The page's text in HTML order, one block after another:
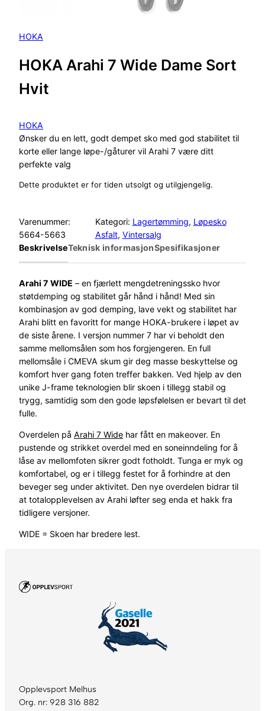
HOKA
HOKA Arahi 7 Wide Dame Sort
Hvit
HOKA
Ønsker du en lett, godt dempet sko med god stabilitet til
korte eller lange løpe-/gåturer vil Arahi 7 være ditt
perfekte valg
Dette produktet er for tiden utsolgt og utilgjengelig.
Varenummer:
5664-5663
Kategori: Lagertømming, Løpesko
Asfalt, Vintersalg
BeskrivelseTeknisk informasjonSpesifikasjoner
Arahi 7 WIDE – en fjærlett mengdetreningssko hvor
støtdemping og stabilitet går hånd i hånd! Med sin
kombinasjon av god demping, lave vekt og stabilitet har
Arahi blitt en favoritt for mange HOKA-brukere i løpet av
de siste årene. I versjon nummer 7 har vi beholdt den
samme mellomsålen som hos forgjengeren. En full
mellomsåle i CMEVA skum gir deg masse beskyttelse og
komfort hver gang foten treffer bakken. Ved hjelp av den
unike J-frame teknologien blir skoen i tillegg stabil og
trygg, samtidig som den gode løpsfølelsen er bevart til det
fulle.
Overdelen på Arahi 7 Wide har fått en makeover. En
pustende og strikket overdel med en soneinndeling for å
låse av mellomfoten sikrer godt fotholdt. Tunga er myk og
komfortabel, og er i tillegg festet for å forhindre at den
beveger seg under aktivitet. Den nye overdelen bidrar til
at totalopplevelsen av Arahi løfter seg enda et hakk fra
tidligere versjoner.
WIDE = Skoen har bredere lest.
Opplevsport Melhus
Org. nr: 928 316 882